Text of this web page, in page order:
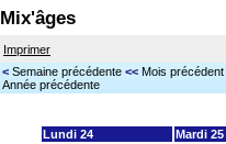
Mix'âges
Imprimer
< Semaine précédente << Mois précédent
Année précédente
Lundi 24 Mardi 25